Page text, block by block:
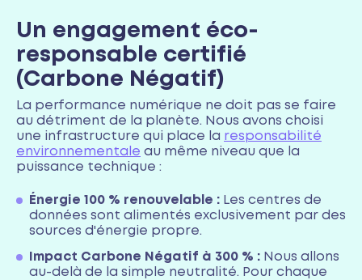
Un engagement éco-
responsable certifié
(Carbone Négatif)
La performance numérique ne doit pas se faire
au détriment de la planète. Nous avons choisi
une infrastructure qui place la responsabilité
environnementale au même niveau que la
puissance technique :
Énergie 100 % renouvelable : Les centres de
données sont alimentés exclusivement par des
sources d'énergie propre.
Impact Carbone Négatif à 300 % : Nous allons
au-delà de la simple neutralité. Pour chaque